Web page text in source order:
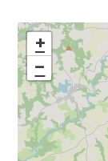
+
−